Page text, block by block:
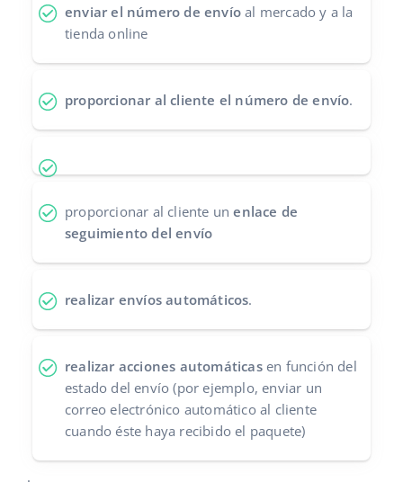
português (BR)
enviar el número de envío al mercado y a la
tienda online
proporcionar al cliente el número de envío.
proporcionar al cliente unenlace de
seguimiento del envío
realizar envíos automáticos.
realizar acciones automáticasen función del
estado del envío (por ejemplo, enviar un
correo electrónico automático al cliente
cuando éste haya recibido el paquete)
.